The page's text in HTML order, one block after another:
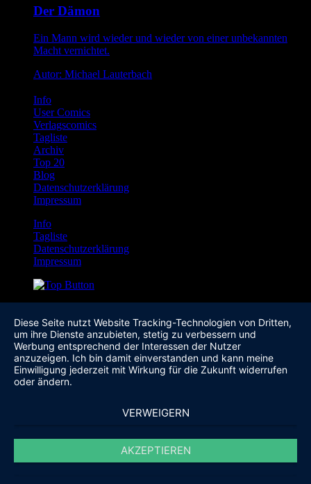
Der Dämon
Ein Mann wird wieder und wieder von einer unbekannten
Macht vernichtet.
Autor: Michael Lauterbach
Info
User Comics
Verlagscomics
Tagliste
Archiv
Top 20
Blog
Datenschutzerklärung
Impressum
Info
Tagliste
Datenschutzerklärung
Impressum
Diese Seite nutzt Website Tracking-Technologien von Dritten,
um ihre Dienste anzubieten, stetig zu verbessern und
Werbung entsprechend der Interessen der Nutzer
anzuzeigen. Ich bin damit einverstanden und kann meine
Einwilligung jederzeit mit Wirkung für die Zukunft widerrufen
oder ändern.
VERWEIGERN
AKZEPTIEREN